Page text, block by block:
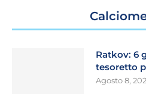
Ratkov: 6
tesoretto
Agosto 8,